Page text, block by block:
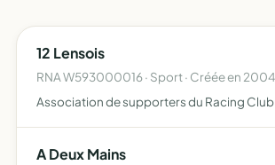
12 Lensois
RNA W593000016 · Sport · Créée en 2004
Association de supporters du Racing Club
A Deux Mains